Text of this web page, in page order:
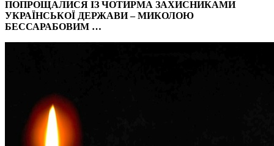
ПОПРОЩАЛИСЯ ІЗ ЧОТИРМА ЗАХИСНИКАМИ
УКРАЇНСЬКОЇ ДЕРЖАВИ – МИКОЛОЮ
БЕССАРАБОВИМ …